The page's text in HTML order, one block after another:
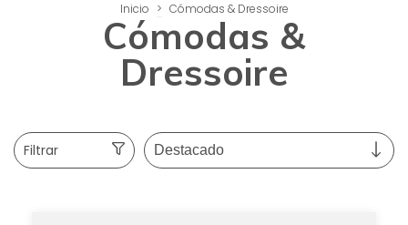
Inicio > Cómodas & Dressoire
Cómodas &
Dressoire
Filtrar